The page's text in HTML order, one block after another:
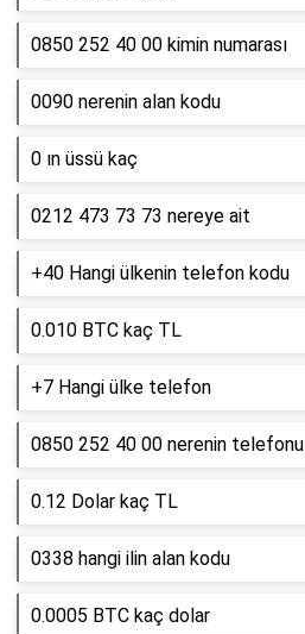
0850 252 40 00 kimin numarası
0090 nerenin alan kodu
0 ın üssü kaç
0212 473 73 73 nereye ait
+40 Hangi ülkenin telefon kodu
0.010 BTC kaç TL
+7 Hangi ülke telefon
0850 252 40 00 nerenin telefonu
0.12 Dolar kaç TL
0338 hangi ilin alan kodu
0.0005 BTC kaç dolar